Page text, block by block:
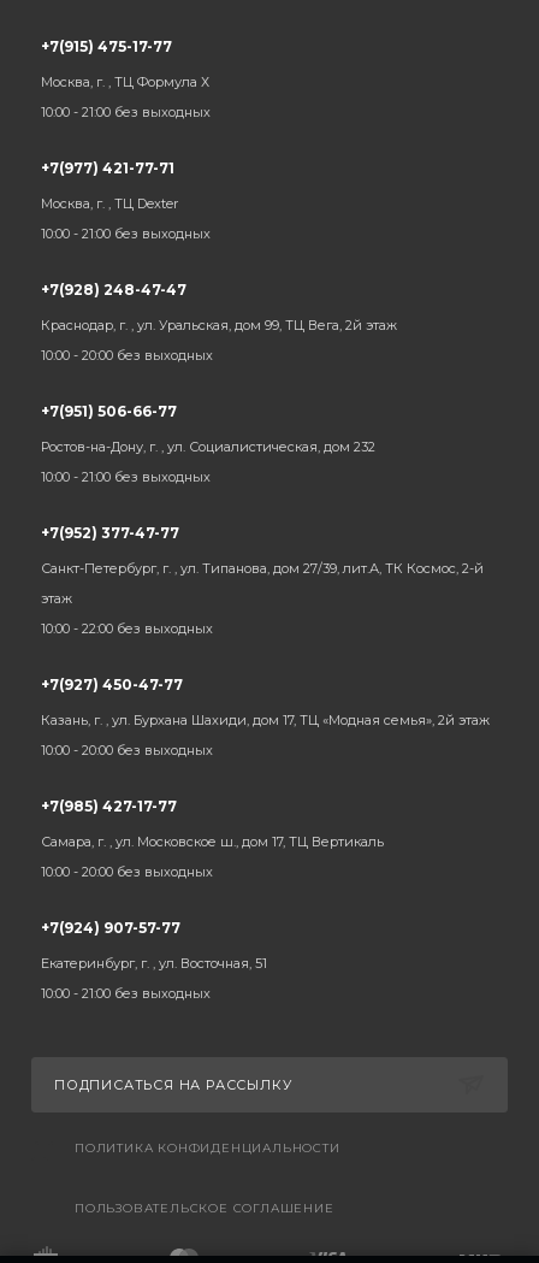
+7(915) 475-17-77
Москва, г. , ТЦ Формула Х
10:00 - 21:00 без выходных
+7(977) 421-77-71
Москва, г. , ТЦ Dexter
10:00 - 21:00 без выходных
+7(928) 248-47-47
Краснодар, г. , ул. Уральская, дом 99, ТЦ Вега, 2й этаж
10:00 - 20:00 без выходных
+7(951) 506-66-77
Ростов-на-Дону, г. , ул. Социалистическая, дом 232
10:00 - 21:00 без выходных
+7(952) 377-47-77
Санкт-Петербург, г. , ул. Типанова, дом 27/39, лит.А, ТК Космос, 2-й
этаж
10:00 - 22:00 без выходных
+7(927) 450-47-77
Казань, г. , ул. Бурхана Шахиди, дом 17, ТЦ «Модная семья», 2й этаж
10:00 - 20:00 без выходных
+7(985) 427-17-77
Самара, г. , ул. Московское ш., дом 17, ТЦ Вертикаль
10:00 - 20:00 без выходных
+7(924) 907-57-77
Екатеринбург, г. , ул. Восточная, 51
10:00 - 21:00 без выходных
ПОДПИСАТЬСЯ НА РАССЫЛКУ
ПОЛИТИКА КОНФИДЕНЦИАЛЬНОСТИ
ПОЛЬЗОВАТЕЛЬСКОЕ СОГЛАШЕНИЕ